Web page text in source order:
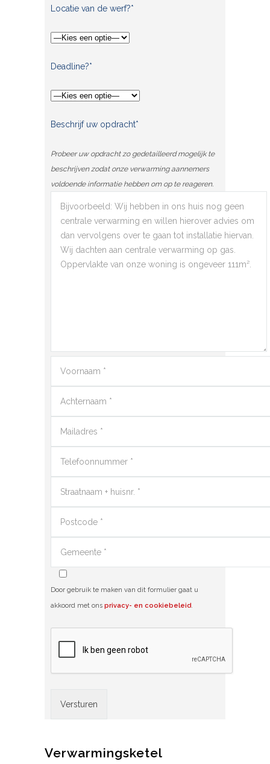
Locatie van de werf?*
Deadline?*
Beschrijf uw opdracht*
Probeer uw opdracht zo gedetailleerd mogelijk te
beschrijven zodat onze verwarming aannemers
voldoende informatie hebben om op te reageren.
Door gebruik te maken van dit formulier gaat u
akkoord met ons privacy- en cookiebeleid.
Verwarmingsketel